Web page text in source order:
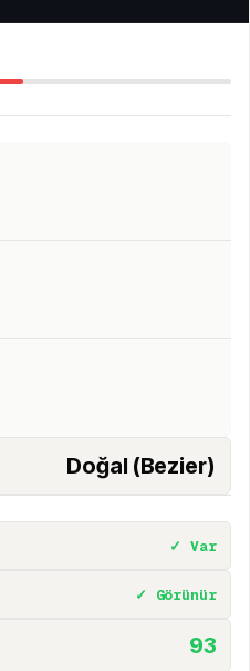
Doğal (Bezier)
✓ Var
✓ Görünür
93